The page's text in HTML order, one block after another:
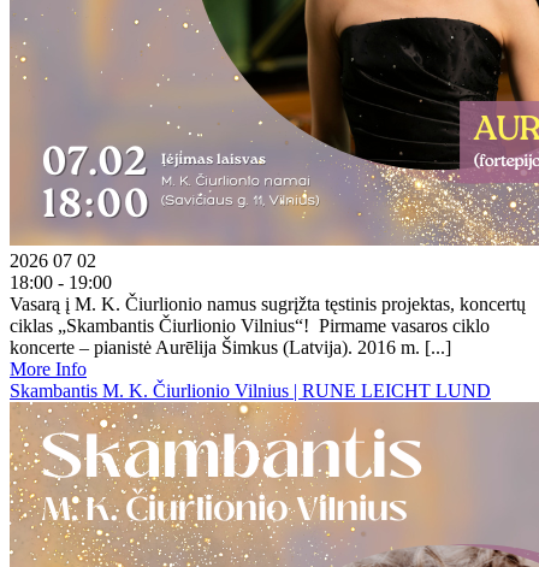
2026 07 02
18:00 - 19:00
Vasarą į M. K. Čiurlionio namus sugrįžta tęstinis projektas, koncertų
ciklas „Skambantis Čiurlionio Vilnius“! Pirmame vasaros ciklo
koncerte – pianistė Aurēlija Šimkus (Latvija). 2016 m. [...]
More Info
Skambantis M. K. Čiurlionio Vilnius | RUNE LEICHT LUND